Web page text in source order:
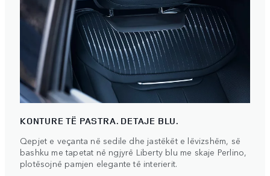
KONTURE TË PASTRA. DETAJE BLU.
Qepjet e veçanta në sedile dhe jastëkët e lëvizshëm, së
bashku me tapetat në ngjyrë Liberty blu me skaje Perlino,
plotësojnë pamjen elegante të interierit.